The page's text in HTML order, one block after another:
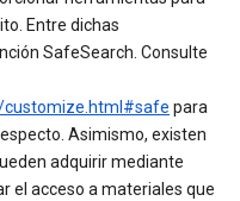
Entre dichas
SafeSearch. Consulte
customize.html#safe para
Asimismo, existen
adquirir mediante
el acceso a materiales que